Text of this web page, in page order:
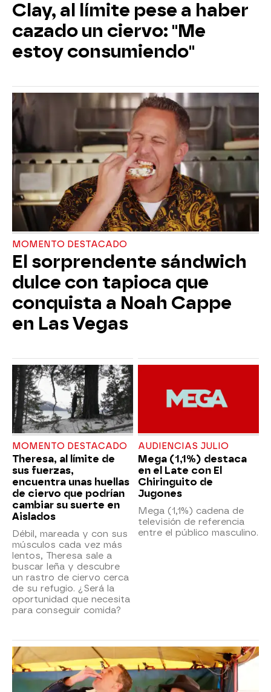
Clay, al límite pese a haber
cazado un ciervo: "Me
estoy consumiendo"
MOMENTO DESTACADO
El sorprendente sándwich
dulce con tapioca que
conquista a Noah Cappe
en Las Vegas
MOMENTO DESTACADO
Theresa, al límite de
sus fuerzas,
encuentra unas huellas
de ciervo que podrían
cambiar su suerte en
Aislados
Débil, mareada y con sus
músculos cada vez más
lentos, Theresa sale a
buscar leña y descubre
un rastro de ciervo cerca
de su refugio. ¿Será la
oportunidad que necesita
para conseguir comida?
AUDIENCIAS JULIO
Mega (1,1%) destaca
en el Late con El
Chiringuito de
Jugones
Mega (1,1%) cadena de
televisión de referencia
entre el público masculino.